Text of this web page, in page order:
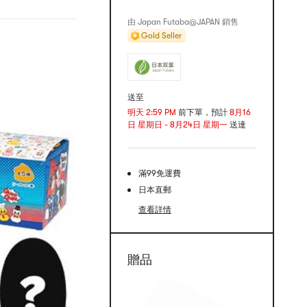
由 Japan Futaba@JAPAN 銷售
Gold Seller
送至
明天 2:59 PM 前下單，預計 8月16
日 星期日 - 8月24日 星期一 送達
滿99免運費
日本直郵
查看詳情
贈品